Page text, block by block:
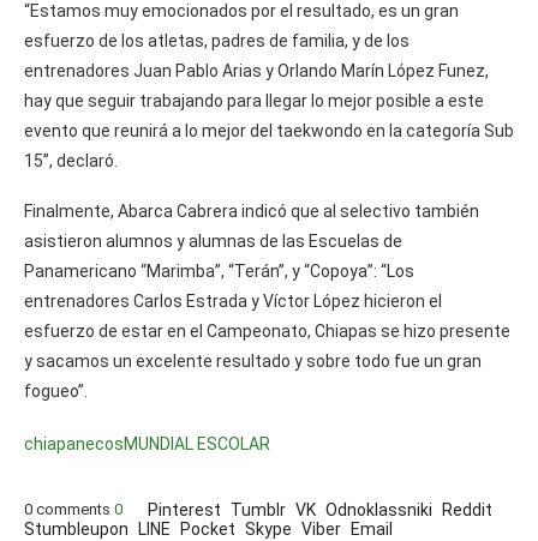
“Estamos muy emocionados por el resultado, es un gran
esfuerzo de los atletas, padres de familia, y de los
entrenadores Juan Pablo Arias y Orlando Marín López Funez,
hay que seguir trabajando para llegar lo mejor posible a este
evento que reunirá a lo mejor del taekwondo en la categoría Sub
15”, declaró.
Finalmente, Abarca Cabrera indicó que al selectivo también
asistieron alumnos y alumnas de las Escuelas de
Panamericano “Marimba”, “Terán”, y “Copoya”: “Los
entrenadores Carlos Estrada y Víctor López hicieron el
esfuerzo de estar en el Campeonato, Chiapas se hizo presente
y sacamos un excelente resultado y sobre todo fue un gran
fogueo”.
chiapanecosMUNDIAL ESCOLAR
0 comments 0 Pinterest Tumblr VK Odnoklassniki
Reddit
Stumbleupon
LINE Pocket Skype Viber Email